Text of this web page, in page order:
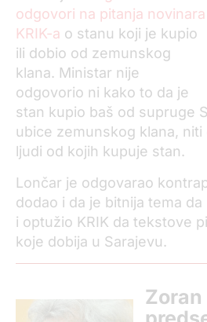
odgovori na pitanja novinara
KRIK-a o stanu koji je kupio
ili dobio od zemunskog
klana. Ministar nije
odgovorio ni kako to da je
stan kupio baš od supruge
ubice zemunskog klana, niti
ljudi od kojih kupuje stan.
Lončar je odgovarao
dodao i da je bitnija tema da
i optužio KRIK da tekstove
koje dobija u Sarajevu.